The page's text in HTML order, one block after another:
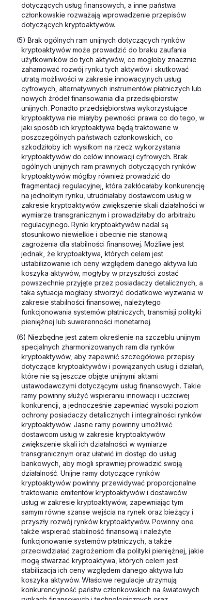
dotyczących usług finansowych, a inne państwa
członkowskie rozważają wprowadzenie przepisów
dotyczących kryptoaktywów.
(5) Brak ogólnych ram unijnych dotyczących rynków
kryptoaktywów może prowadzić do braku zaufania
użytkowników do tych aktywów, co mogłoby znacznie
zahamować rozwój rynku tych aktywów i skutkować
utratą możliwości w zakresie innowacyjnych usług
cyfrowych, alternatywnych instrumentów płatniczych lub
nowych źródeł finansowania dla przedsiębiorstw
unijnych. Ponadto przedsiębiorstwa wykorzystujące
kryptoaktywa nie miałyby pewności prawa co do tego, w
jaki sposób ich kryptoaktywa będą traktowane w
poszczególnych państwach członkowskich, co
szkodziłoby ich wysiłkom na rzecz wykorzystania
kryptoaktywów do celów innowacji cyfrowych. Brak
ogólnych unijnych ram prawnych dotyczących rynków
kryptoaktywów mógłby również prowadzić do
fragmentacji regulacyjnej, która zakłócałaby konkurencję
na jednolitym rynku, utrudniałaby dostawcom usług w
zakresie kryptoaktywów zwiększenie skali działalności w
wymiarze transgranicznym i prowadziłaby do arbitrażu
regulacyjnego. Rynki kryptoaktywów nadal są
stosunkowo niewielkie i obecnie nie stanowią
zagrożenia dla stabilności finansowej. Możliwe jest
jednak, że kryptoaktywa, których celem jest
ustabilizowanie ich ceny względem danego aktywa lub
koszyka aktywów, mogłyby w przyszłości zostać
powszechnie przyjęte przez posiadaczy detalicznych, a
taka sytuacja mogłaby stworzyć dodatkowe wyzwania w
zakresie stabilności finansowej, należytego
funkcjonowania systemów płatniczych, transmisji polityki
pieniężnej lub suwerenności monetarnej.
(6) Niezbędne jest zatem określenie na szczeblu unijnym
specjalnych zharmonizowanych ram dla rynków
kryptoaktywów, aby zapewnić szczegółowe przepisy
dotyczące kryptoaktywów i powiązanych usług i działań,
które nie są jeszcze objęte unijnymi aktami
ustawodawczymi dotyczącymi usług finansowych. Takie
ramy powinny służyć wspieraniu innowacji i uczciwej
konkurencji, a jednocześnie zapewniać wysoki poziom
ochrony posiadaczy detalicznych i integralności rynków
kryptoaktywów. Jasne ramy powinny umożliwić
dostawcom usług w zakresie kryptoaktywów
zwiększenie skali ich działalności w wymiarze
transgranicznym oraz ułatwić im dostęp do usług
bankowych, aby mogli sprawniej prowadzić swoją
działalność. Unijne ramy dotyczące rynków
kryptoaktywów powinny przewidywać proporcjonalne
traktowanie emitentów kryptoaktywów i dostawców
usług w zakresie kryptoaktywów, zapewniając tym
samym równe szanse wejścia na rynek oraz bieżący i
przyszły rozwój rynków kryptoaktywów. Powinny one
także wspierać stabilność finansową i należyte
funkcjonowanie systemów płatniczych, a także
przeciwdziałać zagrożeniom dla polityki pieniężnej, jakie
mogą stwarzać kryptoaktywa, których celem jest
stabilizacja ich ceny względem danego aktywa lub
koszyka aktywów. Właściwe regulacje utrzymują
konkurencyjność państw członkowskich na światowych